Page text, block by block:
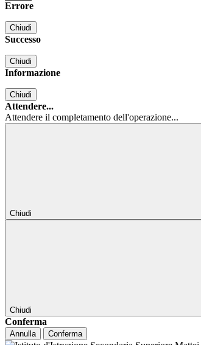
Errore
Chiudi
Successo
Chiudi
Informazione
Chiudi
Attendere...
Attendere il completamento dell'operazione...
Chiudi
Chiudi
Conferma
Annulla Conferma